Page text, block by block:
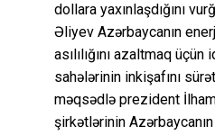
dollara yaxınlaşdığını
Əliyev Azərbaycanın
asılılığını azaltmaq
sahələrinin inkişafını
məqsədlə prezident
şirkətlərinin